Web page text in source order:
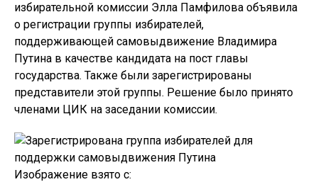
избирательной комиссии Элла Памфилова объявила
о регистрации группы избирателей,
поддерживающей самовыдвижение Владимира
Путина в качестве кандидата на пост главы
государства. Также были зарегистрированы
представители этой группы. Решение было принято
членами ЦИК на заседании комиссии.
Изображение взято с: